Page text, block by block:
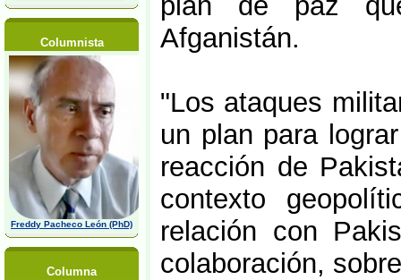
Columnista
Freddy Pacheco León (PhD)
Columna
Afganistán.
"Los ataques
un plan para
reacción de
contexto
relación con
colaboración,